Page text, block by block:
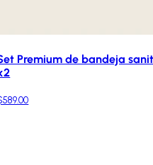
Premium de bandeja